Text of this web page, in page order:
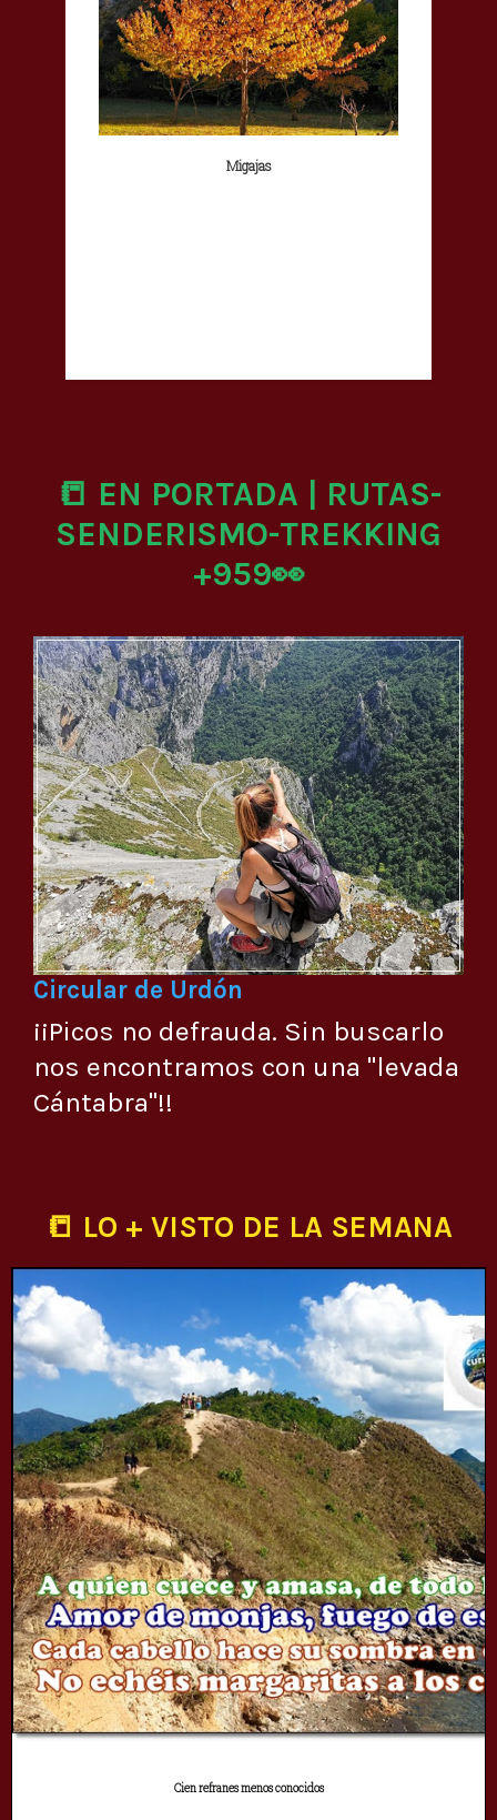
Migajas
📒 EN PORTADA | RUTAS-
SENDERISMO-TREKKING
+959👀
Circular de Urdón
¡¡Picos no defrauda. Sin buscarlo
nos encontramos con una "levada
Cántabra"!!
📒 LO + VISTO DE LA SEMANA
Cien refranes menos conocidos